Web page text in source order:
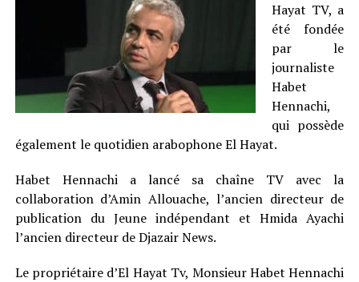
Hayat TV, a
été fondée
par le
journaliste
Habet
Hennachi,
qui possède
également le quotidien arabophone El Hayat.
Habet Hennachi a lancé sa chaîne TV avec la
collaboration d’Amin Allouache, l’ancien directeur de
publication du Jeune indépendant et Hmida Ayachi
l’ancien directeur de Djazair News.
Le propriétaire d’El Hayat Tv, Monsieur Habet Hennachi